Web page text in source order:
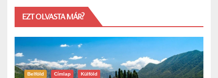
EZT OLVASTA MÁR?
Belföld Címlap Külföld